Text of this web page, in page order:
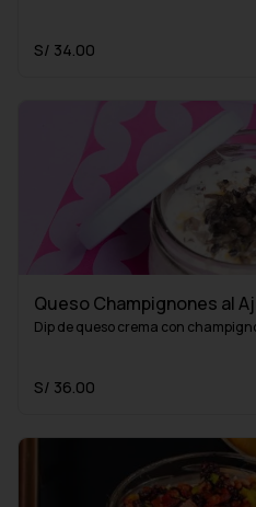
S/ 34.00
Queso Champignones al
Dip de queso crema con
S/ 36.00